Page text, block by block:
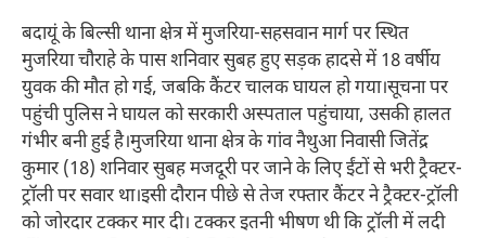
बदायूं के बिल्सी थाना क्षेत्र में मुजरिया-सहसवान मार्ग पर स्थित
मुजरिया चौराहे के पास शनिवार सुबह हुए सड़क हादसे में 18 वर्षीय
युवक की मौत हो गई, जबकि कैंटर चालक घायल हो गया।सूचना पर
पहुंची पुलिस ने घायल को सरकारी अस्पताल पहुंचाया, उसकी हालत
गंभीर बनी हुई है।मुजरिया थाना क्षेत्र के गांव नैथुआ निवासी जितेंद्र
कुमार (18) शनिवार सुबह मजदूरी पर जाने के लिए ईंटों से भरी ट्रैक्टर-
ट्रॉली पर सवार था।इसी दौरान पीछे से तेज रफ्तार कैंटर ने ट्रैक्टर-ट्रॉली
को जोरदार टक्कर मार दी। टक्कर इतनी भीषण थी कि ट्रॉली में लदी